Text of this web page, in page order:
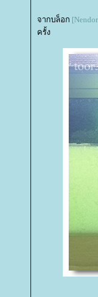
จากบล็อก
ครั้ง